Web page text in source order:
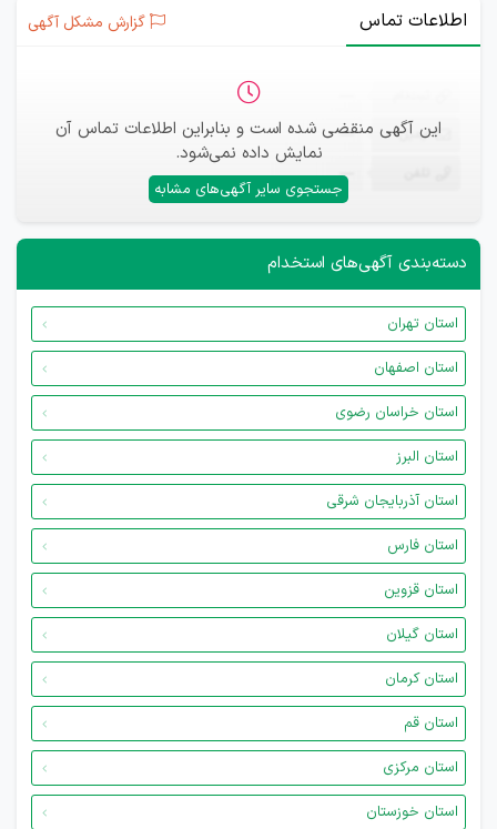
اطلاعات تماس گزارش مشکل آگهی
این آگهی منقضی شده است و بنابراین اطلاعات تماس آن
نمایش داده نمی‌شود.
جستجوی سایر آگهی‌های مشابه
ایمیل —
—
دسته‌بندی آگهی‌های استخدام
استان تهران
استان اصفهان
استان خراسان رضوی
استان البرز
استان آذربایجان شرقی
استان فارس
استان قزوین
استان گیلان
استان کرمان
استان قم
استان مرکزی
استان خوزستان